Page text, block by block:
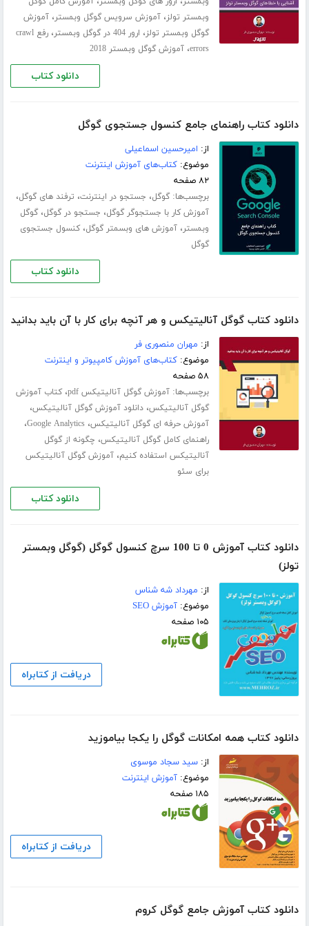
وبمستر تولز،آموزش سرویس گوگل وبمستر،آموزش
گوگل وبمستر تولز، ارور 404 در گوگل وبمستر ،
رفع crawl
errors،آموزش گوگل وبمستر 2018
دانلود کتاب
دانلود کتاب راهنمای جامع کنسول جستجوی گوگل
از: امیرحسین اسماعیلی
موضوع:کتاب‌های آموزش اینترنت
۸۲ صفحه
برچسب‌ها:گوگل، جستجو در اینترنت، ترفند های گوگل،
آموزش کار با جستجوگر گوگل، جستجو در گوگل،گوگل
وبمستر،آموزش های وبسمتر گوگل،کنسول جستجوی
گوگل
دانلود کتاب
دانلود کتاب گوگل آنالیتیکس و هر آنچه برای کار با آن باید بدانید
از: مهران منصوری فر
موضوع:کتاب‌های آموزش کامپیوتر و اینترنت
۵۸ صفحه
برچسب‌ها:آموزش گوگل آنالیتیکس pdf ،کتاب آموزش
گوگل آنالیتیکس،دانلود آموزش گوگل آنالیتیکس،
آموزش حرفه ای گوگل آنالیتیکس،Google Analytics،
راهنمای کامل گوگل آنالیتیکس، چگونه از گوگل
آنالیتیکس استفاده کنیم،آموزش گوگل آنالیتیکس
برای سئو
دانلود کتاب
دانلود کتاب آموزش 0 تا 100 سرچ کنسول گوگل (گوگل وبمستر
تولز)
از: مهرداد شه شناس
موضوع:آموزش SEO
۱۰۵ صفحه
دریافت از کتابراه
دانلود کتاب همه امکانات گوگل را یکجا بیاموزید
از:سید سجاد موسوی
موضوع:آموزش اینترنت
۱۸۵ صفحه
دریافت از کتابراه
دانلود کتاب آموزش جامع گوگل کروم